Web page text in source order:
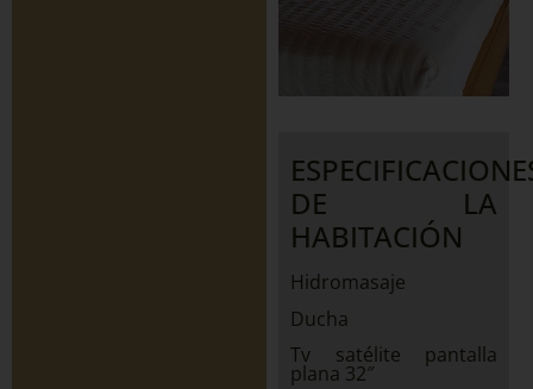
DE LA
HABITACIÓN
Hidromasaje
Ducha
Tv satélite pantalla
plana 32″